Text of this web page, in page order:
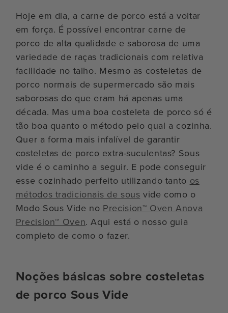
Hoje em dia, a carne de porco está a voltar
em força. É possível encontrar carne de
porco de alta qualidade e saborosa de uma
variedade de raças tradicionais com relativa
facilidade no talho. Mesmo as costeletas de
porco normais de supermercado são mais
saborosas do que eram há apenas uma
década. Mas uma boa costeleta de porco só é
tão boa quanto o método pelo qual a cozinha.
Quer a forma mais infalível de garantir
costeletas de porco extra-suculentas? Sous
vide é o caminho a seguir. E pode conseguir
esse cozinhado perfeito utilizando tanto os
métodos tradicionais de sous vide como o
Modo Sous Vide no Precision™ Oven Anova
Precision™ Oven. Aqui está o nosso guia
completo de como o fazer.
Noções básicas sobre costeletas
de porco Sous Vide